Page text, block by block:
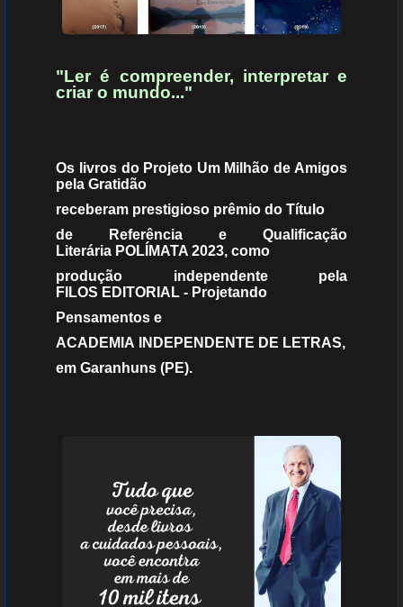
"Ler é compreender, interpretar e
criar o mundo..."
Os livros do Projeto Um Milhão de Amigos
pela Gratidão
receberam prestigioso prêmio do Título
de Referência e Qualificação
Literária POLÍMATA 2023, como
produção independente pela
FILOS EDITORIAL - Projetando
Pensamentos e
ACADEMIA INDEPENDENTE DE LETRAS,
em Garanhuns (PE).